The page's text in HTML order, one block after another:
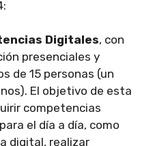
Digitales, con
presenciales y
de 15 personas (un
El objetivo de esta
competencias
el día a día, como
digital, realizar